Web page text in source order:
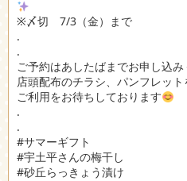
※〆切 7/3（金）まで
.
.
ご予約はあしたばまでお申し込み
店頭配布のチラシ、パンフレッ
ご利用をお待ちしております
.
.
#サマーギフト
#宇土平さんの梅干し
#砂丘らっきょう漬け